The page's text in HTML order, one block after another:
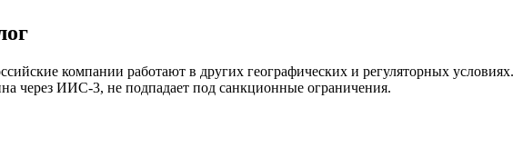
компании работают в других географических и регуляторных
через ИИС-3, не подпадает под санкционные ограничения.